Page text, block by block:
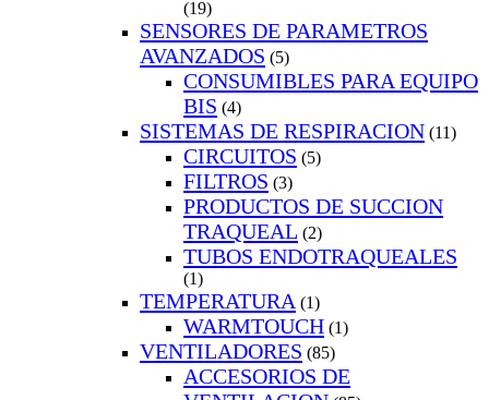
(19)
SENSORES DE PARAMETROS
AVANZADOS (5)
CONSUMIBLES PARA EQUIPO
BIS (4)
SISTEMAS DE RESPIRACION (11)
CIRCUITOS (5)
FILTROS (3)
PRODUCTOS DE SUCCION
TRAQUEAL (2)
TUBOS ENDOTRAQUEALES
(1)
TEMPERATURA (1)
WARMTOUCH (1)
VENTILADORES (85)
ACCESORIOS DE